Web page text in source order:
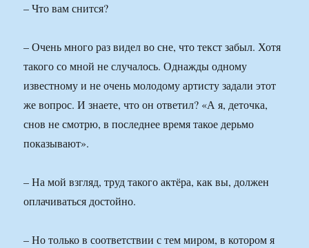
– Что вам снится?
– Очень много раз видел во сне, что текст забыл. Хотя
такого со мной не случалось. Однажды одному
известному и не очень молодому артисту задали этот
же вопрос. И знаете, что он ответил? «А я, деточка,
снов не смотрю, в последнее время такое дерьмо
показывают».
– На мой взгляд, труд такого актёра, как вы, должен
оплачиваться достойно.
– Но только в соответствии с тем миром, в котором я